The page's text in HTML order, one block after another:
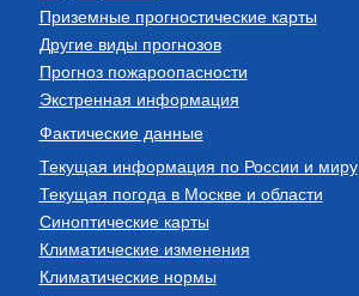
Приземные прогностические карты
Другие виды прогнозов
Прогноз пожароопасности
Экстренная информация
Фактические данные
Текущая информация по России и миру
Текущая погода в Москве и области
Синоптические карты
Климатические изменения
Климатические нормы